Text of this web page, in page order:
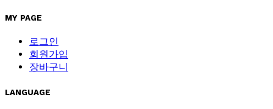
MY PAGE
로그인
회원가입
장바구니
LANGUAGE